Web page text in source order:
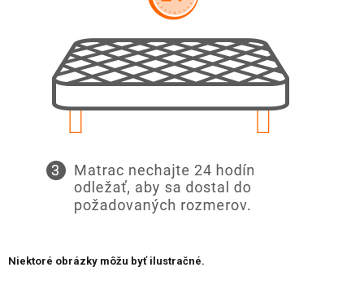
Niektoré obrázky môžu byť ilustračné.